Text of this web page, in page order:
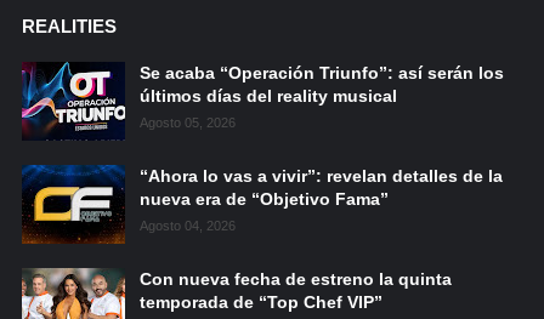
REALITIES
Se acaba “Operación Triunfo”: así serán los
últimos días del reality musical
Agosto 05, 2026
“Ahora lo vas a vivir”: revelan detalles de la
nueva era de “Objetivo Fama”
Agosto 04, 2026
Con nueva fecha de estreno la quinta
temporada de “Top Chef VIP”